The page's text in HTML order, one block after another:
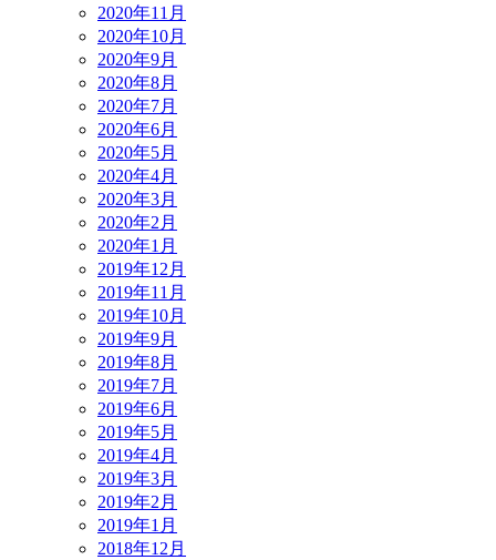
2020年11月
2020年10月
2020年9月
2020年8月
2020年7月
2020年6月
2020年5月
2020年4月
2020年3月
2020年2月
2020年1月
2019年12月
2019年11月
2019年10月
2019年9月
2019年8月
2019年7月
2019年6月
2019年5月
2019年4月
2019年3月
2019年2月
2019年1月
2018年12月